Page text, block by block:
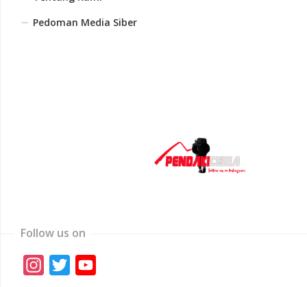
Pedoman Media Siber
Follow us on
Instagram
Twitter